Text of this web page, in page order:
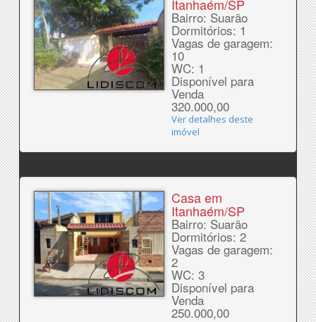
Itanhaém/SP
Bairro: Suarão
Dormitórios: 1
Vagas de garagem:
10
WC: 1
Disponível para
Venda
320.000,00
Ver detalhes deste
imóvel
Casa em
Itanhaém/SP
Bairro: Suarão
Dormitórios: 2
Vagas de garagem:
2
WC: 3
Disponível para
Venda
250.000,00